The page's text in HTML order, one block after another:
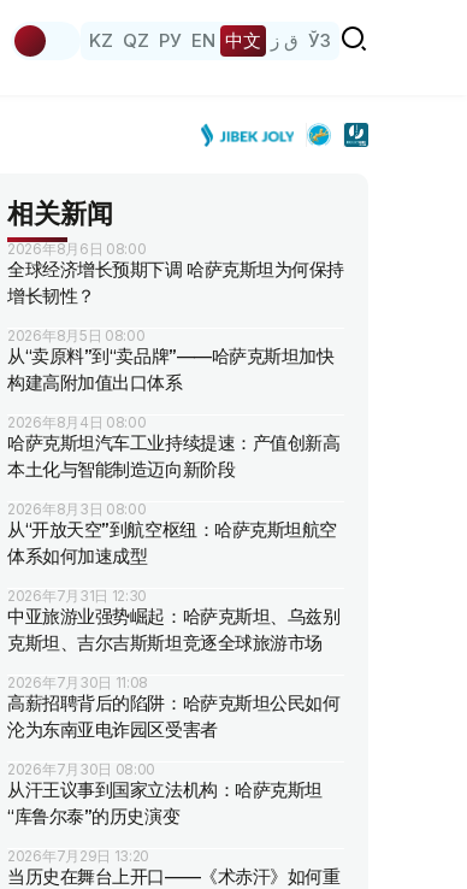
KZ QZ РУ EN 中文 ق ز ЎЗ
相关新闻
2026年8月6日 08:00
全球经济增长预期下调 哈萨克斯坦为何保持
增长韧性？
2026年8月5日 08:00
从“卖原料”到“卖品牌”——哈萨克斯坦加快
构建高附加值出口体系
2026年8月4日 08:00
哈萨克斯坦汽车工业持续提速：产值创新高
本土化与智能制造迈向新阶段
2026年8月3日 08:00
从“开放天空”到航空枢纽：哈萨克斯坦航空
体系如何加速成型
2026年7月31日 12:30
中亚旅游业强势崛起：哈萨克斯坦、乌兹别
克斯坦、吉尔吉斯斯坦竞逐全球旅游市场
2026年7月30日 11:08
高薪招聘背后的陷阱：哈萨克斯坦公民如何
沦为东南亚电诈园区受害者
2026年7月30日 08:00
从汗王议事到国家立法机构：哈萨克斯坦
“库鲁尔泰”的历史演变
2026年7月29日 13:20
当历史在舞台上开口——《术赤汗》如何重